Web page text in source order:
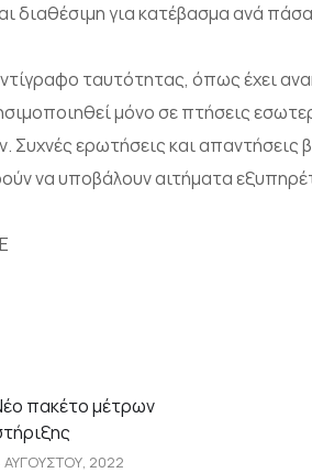
διαθέσιμη για κατέβασμα ανά
ταυτότητας, όπως έχει
μόνο σε πτήσεις
Συχνές ερωτήσεις και
να υποβάλουν αιτήματα
πακέτο μέτρων
ΑΥΓΟΥΣΤΟΥ, 2022